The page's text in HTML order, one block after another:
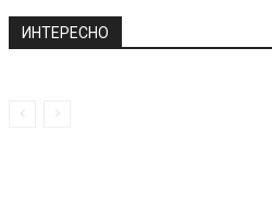
ИНТЕРЕСНО